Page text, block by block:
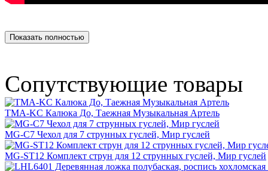
Показать полностью
Сопутствующие товары
TMA-KC Калюка До, Таежная Музыкальная Артель
MG-C7 Чехол для 7 струнных гуслей, Мир гуслей
MG-ST12 Комплект струн для 12 струнных гуслей, Мир гуслей